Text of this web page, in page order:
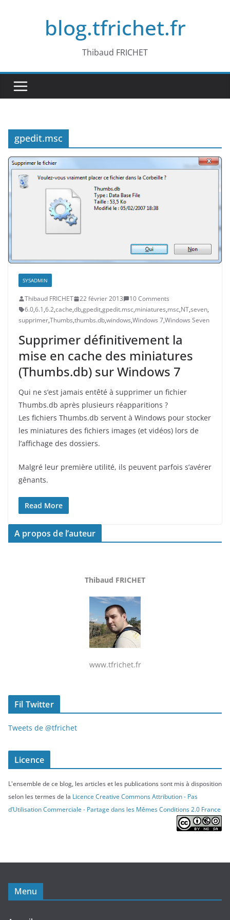
blog.tfrichet.fr
Thibaud FRICHET
gpedit.msc
SYSADMIN
Thibaud FRICHET 22 février 2013
10 Comments
6.0,6.1,6.2,cache,db,gpedit,gpedit.msc,miniatures,msc,NT,seven,
supprimer,Thumbs,thumbs.db,windows,Windows 7,Windows Seven
Supprimer définitivement la
mise en cache des miniatures
(Thumbs.db) sur Windows 7
Qui ne s’est jamais entêté à supprimer un fichier
Thumbs.db après plusieurs réapparitions ?
Les fichiers Thumbs.db servent à Windows pour stocker
les miniatures des fichiers images (et vidéos) lors de
l’affichage des dossiers.
Malgré leur première utilité, ils peuvent parfois s’avérer
gênants.
Read More
A propos de l’auteur
Thibaud FRICHET
www.tfrichet.fr
Fil Twitter
Tweets de @tfrichet
Licence
L'ensemble de ce blog, les articles et les publications sont mis à disposition
selon les termes de la Licence Creative Commons Attribution - Pas
d’Utilisation Commerciale - Partage dans les Mêmes Conditions 2.0 France
Menu